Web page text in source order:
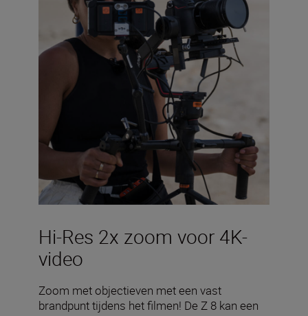
Hi-Res 2x zoom voor 4K-
video
Zoom met objectieven met een vast
brandpunt tijdens het filmen! De Z 8 kan een